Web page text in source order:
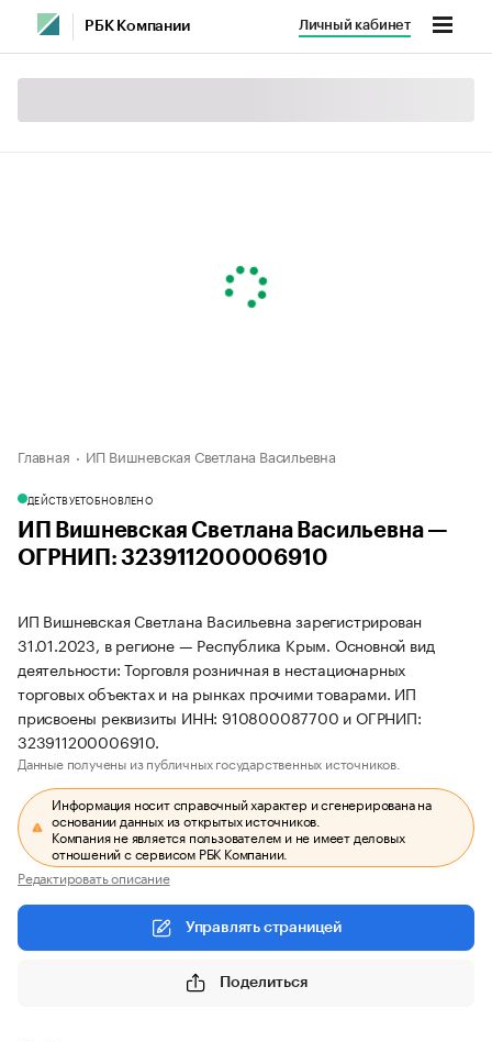
РБК Компании Личный кабинет
Главная ИП Вишневская Светлана Васильевна
ДЕЙСТВУЕТОБНОВЛЕНО
ИП Вишневская Светлана Васильевна —
ОГРНИП: 323911200006910
ИП Вишневская Светлана Васильевна зарегистрирован
31.01.2023, в регионе — Республика Крым. Основной вид
деятельности: Торговля розничная в нестационарных
торговых объектах и на рынках прочими товарами. ИП
присвоены реквизиты ИНН: 910800087700 и ОГРНИП:
323911200006910.
Данные получены из публичных государственных источников.
Информация носит справочный характер и сгенерирована на
основании данных из открытых источников.
Компания не является пользователем и не имеет деловых
отношений с сервисом РБК Компании.
Редактировать описание
Управлять страницей
Поделиться